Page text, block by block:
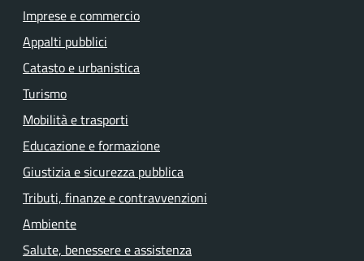
Imprese e commercio
Appalti pubblici
Catasto e urbanistica
Turismo
Mobilità e trasporti
Educazione e formazione
Giustizia e sicurezza pubblica
Tributi, finanze e contravvenzioni
Ambiente
Salute, benessere e assistenza